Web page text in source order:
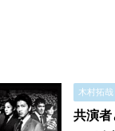
木村拓
共演者